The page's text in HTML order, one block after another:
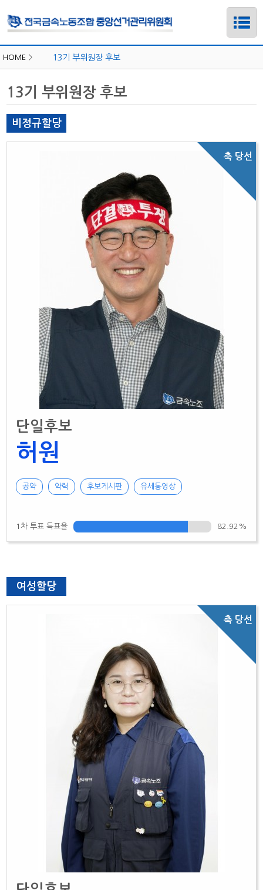
하위메뉴
하위메뉴
HOME > 13기 부위원장 후보
13기 부위원장 후보
비정규할당
단일후보
허원
공약 약력 후보게시판 유세동영상
1차 투표 득표율 82.92%
여성할당